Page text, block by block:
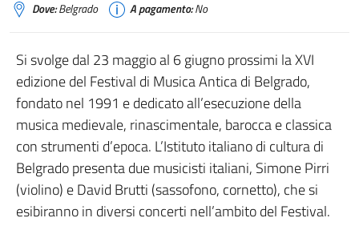
Dove:Belgrado A pagamento:No
Si svolge dal 23 maggio al 6 giugno prossimi la XVI
edizione del Festival di Musica Antica di Belgrado,
fondato nel 1991 e dedicato all’esecuzione della
musica medievale, rinascimentale, barocca e classica
con strumenti d’epoca. L’Istituto italiano di cultura di
Belgrado presenta due musicisti italiani, Simone Pirri
(violino) e David Brutti (sassofono, cornetto), che si
esibiranno in diversi concerti nell’ambito del Festival.